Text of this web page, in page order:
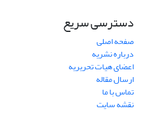
دسترسی سریع
صفحه اصلی
درباره نشریه
اعضای هیات تحریریه
ارسال مقاله
تماس با ما
نقشه سایت